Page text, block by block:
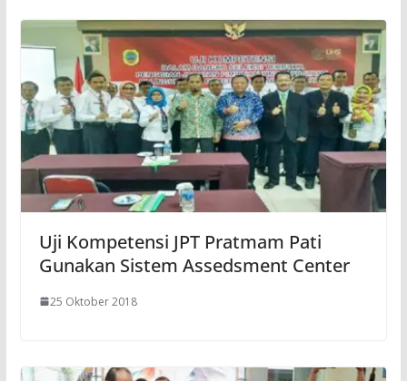
Uji Kompetensi JPT Pratmam Pati
Gunakan Sistem Assedsment Center
25 Oktober 2018